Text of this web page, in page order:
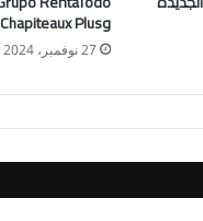
وChapiteaux Plus المغربية
27 نوفمبر، 2024